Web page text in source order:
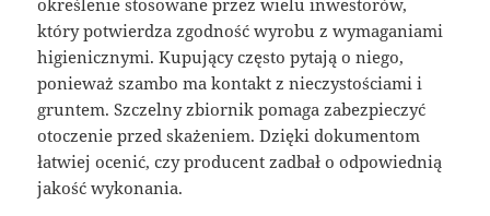
który potwierdza zgodność wyrobu z wymaganiami
higienicznymi. Kupujący często pytają o niego,
ponieważ szambo ma kontakt z nieczystościami i
gruntem. Szczelny zbiornik pomaga zabezpieczyć
otoczenie przed skażeniem. Dzięki dokumentom
łatwiej ocenić, czy producent zadbał o odpowiednią
jakość wykonania.